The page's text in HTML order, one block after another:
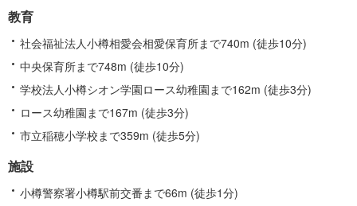
教育
社会福祉法人小樽相愛会相愛保育所まで740m (徒歩10分)
中央保育所まで748m (徒歩10分)
学校法人小樽シオン学園ロース幼稚園まで162m (徒歩3分)
ロース幼稚園まで167m (徒歩3分)
市立稲穂小学校まで359m (徒歩5分)
施設
小樽警察署小樽駅前交番まで66m (徒歩1分)